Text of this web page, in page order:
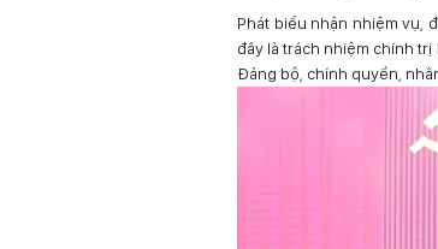
Phát biểu nhận nhiệm vụ,
đây là trách nhiệm chính
Đảng bộ, chính quyền,